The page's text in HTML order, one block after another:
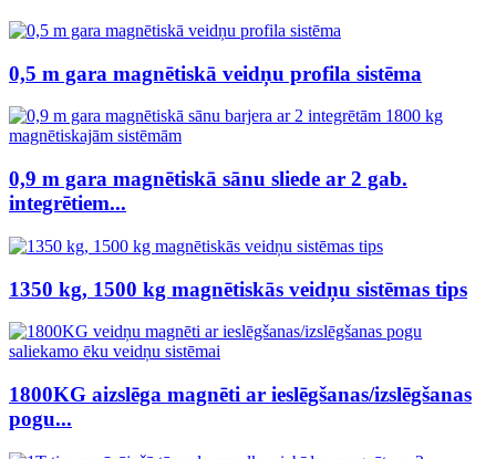
0,5 m gara magnētiskā veidņu profila sistēma
0,9 m gara magnētiskā sānu sliede ar 2 gab.
integrētiem...
1350 kg, 1500 kg magnētiskās veidņu sistēmas tips
1800KG aizslēga magnēti ar ieslēgšanas/izslēgšanas
pogu...